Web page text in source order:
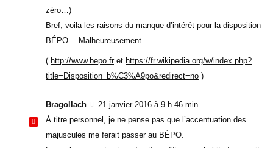
zéro…)
Bref, voila les raisons du manque d’intérêt pour la disposition
BÉPO… Malheureusement….
( http://www.bepo.fret https://fr.wikipedia.org/w/index.php?
title=Disposition_b%C3%A9po&redirect=no )
Bragollach
21 janvier 2016 à 9 h 46 min
À titre personnel, je ne pense pas que l’accentuation des
majuscules me ferait passer au BÉPO.